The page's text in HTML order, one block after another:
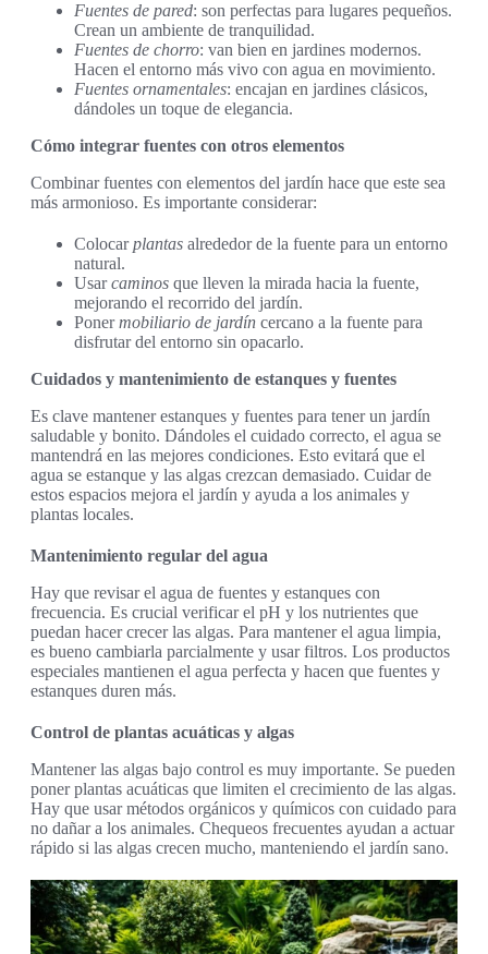
Fuentes de pared: son perfectas para lugares pequeños.
Crean un ambiente de tranquilidad.
Fuentes de chorro: van bien en jardines modernos.
Hacen el entorno más vivo con agua en movimiento.
Fuentes ornamentales: encajan en jardines clásicos,
dándoles un toque de elegancia.
Cómo integrar fuentes con otros elementos
Combinar fuentes con elementos del jardín hace que este sea
más armonioso. Es importante considerar:
Colocarplantas alrededor de la fuente para un entorno
natural.
Usarcaminos que lleven la mirada hacia la fuente,
mejorando el recorrido del jardín.
Ponermobiliario de jardín cercano a la fuente para
disfrutar del entorno sin opacarlo.
Cuidados y mantenimiento de estanques y fuentes
Es clave mantener estanques y fuentes para tener un jardín
saludable y bonito. Dándoles el cuidado correcto, el agua se
mantendrá en las mejores condiciones. Esto evitará que el
agua se estanque y las algas crezcan demasiado. Cuidar de
estos espacios mejora el jardín y ayuda a los animales y
plantas locales.
Mantenimiento regular del agua
Hay que revisar el agua de fuentes y estanques con
frecuencia. Es crucial verificar el pH y los nutrientes que
puedan hacer crecer las algas. Para mantener el agua limpia,
es bueno cambiarla parcialmente y usar filtros. Los productos
especiales mantienen el agua perfecta y hacen que fuentes y
estanques duren más.
Control de plantas acuáticas y algas
Mantener las algas bajo control es muy importante. Se pueden
poner plantas acuáticas que limiten el crecimiento de las algas.
Hay que usar métodos orgánicos y químicos con cuidado para
no dañar a los animales. Chequeos frecuentes ayudan a actuar
rápido si las algas crecen mucho, manteniendo el jardín sano.